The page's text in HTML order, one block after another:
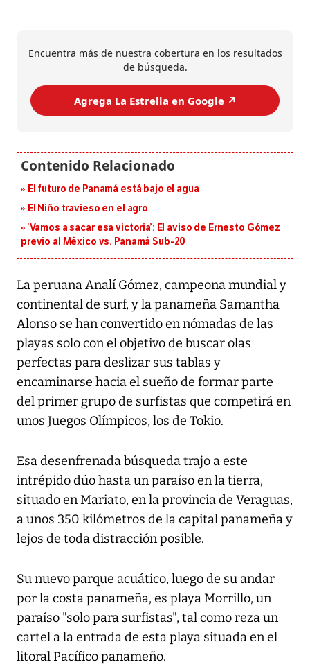
Encuentra más de nuestra cobertura en los resultados
de búsqueda.
Agrega La Estrella en Google ↗️
El futuro de Panamá está bajo el agua
El Niño travieso en el agro
‘Vamos a sacar esa victoria’: El aviso de Ernesto Gómez
previo al México vs. Panamá Sub-20
La peruana Analí Gómez, campeona mundial y
continental de surf, y la panameña Samantha
Alonso se han convertido en nómadas de las
playas solo con el objetivo de buscar olas
perfectas para deslizar sus tablas y
encaminarse hacia el sueño de formar parte
del primer grupo de surfistas que competirá en
unos Juegos Olímpicos, los de Tokio.
Esa desenfrenada búsqueda trajo a este
intrépido dúo hasta un paraíso en la tierra,
situado en Mariato, en la provincia de Veraguas,
a unos 350 kilómetros de la capital panameña y
lejos de toda distracción posible.
Su nuevo parque acuático, luego de su andar
por la costa panameña, es playa Morrillo, un
paraíso "solo para surfistas", tal como reza un
cartel a la entrada de esta playa situada en el
litoral Pacífico panameño.